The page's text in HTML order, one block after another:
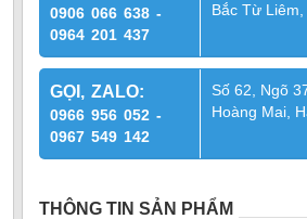
0906 066 638 -
0964 201 437
Bắc Từ
GỌI, ZALO:
0966 956 052 -
0967 549 142
Số 62, Ngõ
Hoàng Mai,
THÔNG TIN SẢN PHẨM